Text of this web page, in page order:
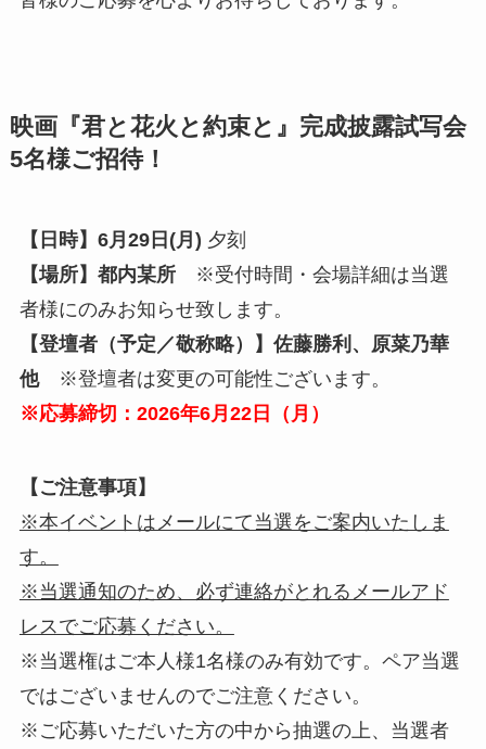
映画『君と花火と約束と』完成披露試写会
5名様ご招待！
【日時】6月29日(月) 夕刻
【場所】 都内某所※受付時間・会場詳細は当選
者様にのみお知らせ致します。
【登壇者（予定／敬称略）】佐藤勝利、原菜乃華
他※登壇者は変更の可能性ございます。
※応募締切：2026年6月22日（月）
【ご注意事項】
※本イベントはメールにて当選をご案内いたしま
す。
※当選通知のため、必ず連絡がとれるメールアド
レスでご応募ください。
※当選権はご本人様1名様のみ有効です。ペア当選
ではございませんのでご注意ください。
※ご応募いただいた方の中から抽選の上、当選者